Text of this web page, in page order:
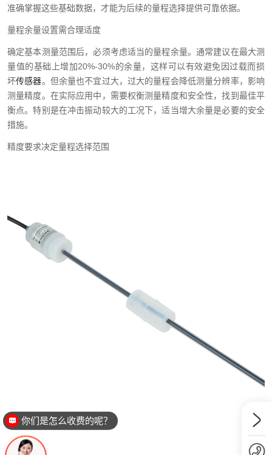
准确掌握这些基础数据，才能为后续的量程选择提供可靠依据。
量程余量设置需合理适度
确定基本测量范围后，必须考虑适当的量程余量。通常建议在最大测
量值的基础上增加20%-30%的余量，这样可以有效避免因过载而损
坏传感器。但余量也不宜过大，过大的量程会降低测量分辨率，影响
测量精度。在实际应用中，需要权衡测量精度和安全性，找到最佳平
衡点。特别是在冲击振动较大的工况下，适当增大余量是必要的安全
措施。
精度要求决定量程选择范围
你们是怎么收费的呢？